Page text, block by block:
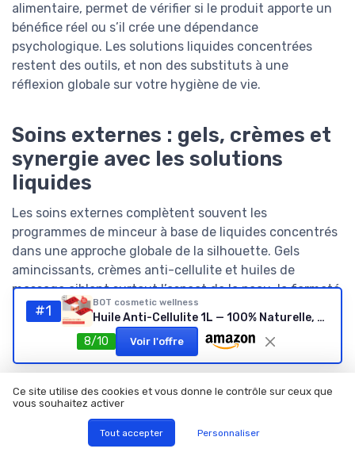
alimentaire, permet de vérifier si le produit apporte un
bénéfice réel ou s’il crée une dépendance
psychologique. Les solutions liquides concentrées
restent des outils, et non des substituts à une
réflexion globale sur votre hygiène de vie.
Soins externes : gels, crèmes et
synergie avec les solutions
liquides
Les soins externes complètent souvent les
programmes de minceur à base de liquides concentrés
dans une approche globale de la silhouette. Gels
amincissants, crèmes anti-cellulite et huiles de
massage ciblent surtout l’aspect de la peau, la fermeté
et la texture des tissus. Ils n’entraînent pas une perte
de poids significative, mais peuvent améliorer le
confort corporel et la perception de soi.
Les gels minceur et les crèmes cellulite agissent
principalement par massage, effet thermique et
stimulation locale de la microcirculation. Certains
produits contiennent de la caféine, de la carnitine ou
#1 BOT cosmetic wellness
Huile Anti-Cellulite 1L — 100% Naturelle, Pénétration 6×
8/10
Voir l'offre
Ce site utilise des cookies et vous donne le contrôle sur ceux que
vous souhaitez activer
Tout accepter Personnaliser